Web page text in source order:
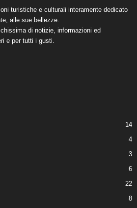
turistiche e culturali interamente dedicato
alle sue bellezze.
di notizie, informazioni ed
e per tutti i gusti.
14
4
3
6
22
8